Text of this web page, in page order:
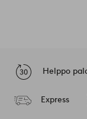
Helppo
Express